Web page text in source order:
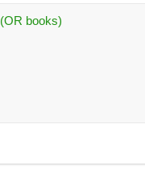
books)